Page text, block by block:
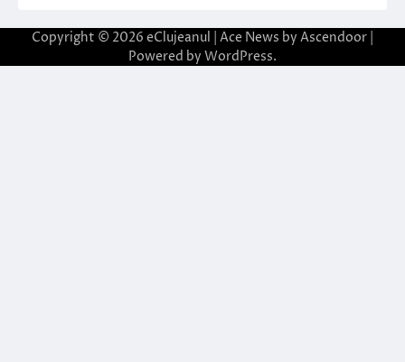
Copyright © 2026 eClujeanul | Ace News by Ascendoor
Powered by WordPress.